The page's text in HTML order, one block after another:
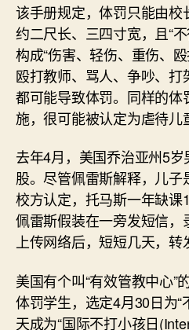
该手册规定，体罚只能由
约二尺长、三四寸宽，且“
构成“伤害、轻伤、重伤、
殴打教师、骂人、争吵、打
都可能导致体罚。同样的
施，很可能被认定为虐待儿
去年4月，美国乔治亚州5
股。尽管佩雷斯解释，儿
校方认定，托马斯一年缺课
佩雷斯假装在一旁发短信
上传网络后，短短几天，转
美国有个叫“有效管教中心”
体罚学生，选定4月30日为“
天成为“国际不打小孩日